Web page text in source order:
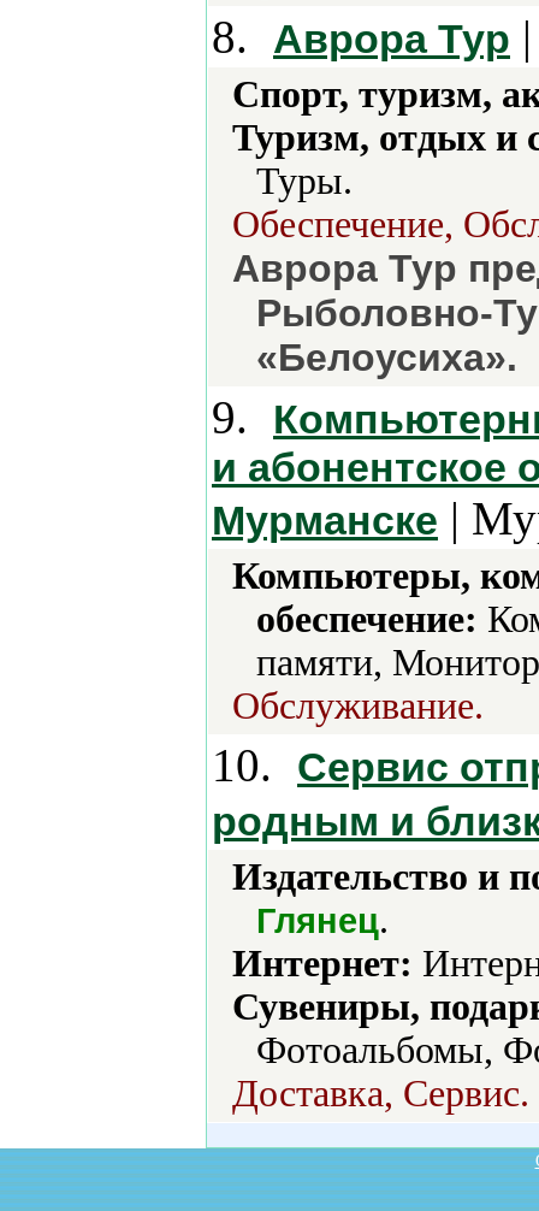
8. Аврора Тур
Спорт, туризм,
Туризм, отдых и
Туры.
Обеспечение,
Аврора Тур
Рыболовно-
«Белоусиха».
9.
и абонентское
Мурманске |
Компьютеры,
обеспечение:
памяти,
Обслуживание.
10.
Сервис
родным и
Издательство и
Глянец.
Интернет:
Сувениры,
Фотоальбомы,
Доставка, Сервис.